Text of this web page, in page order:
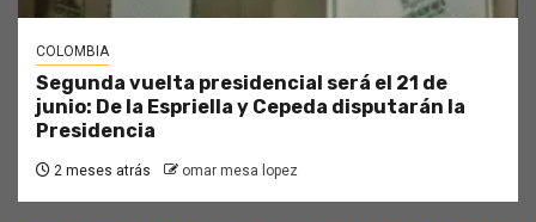
COLOMBIA
Segunda vuelta presidencial será el 21 de
junio: De la Espriella y Cepeda disputarán la
Presidencia
2 meses atrás omar mesa lopez